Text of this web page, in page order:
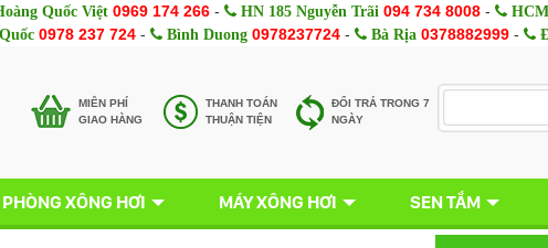
Quốc Việt 0969 174 266 - HN 185 Nguyễn Trãi 094 734 8008 -
0978 237 724- Bình Duong 0978237724- Bà Rịa 0378882999-
MIÊN PHÍ
GIAO HÀNG
THANH TOÁN
THUẬN TIỆN
ĐỔI TRẢ TRONG 7
NGÀY
PHÒNG XÔNG HƠI MÁY XÔNG HƠI SEN TẮM